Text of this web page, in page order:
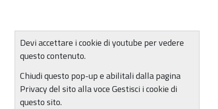
Devi accettare i cookie di youtube per vedere
questo contenuto.
Chiudi questo pop-up e abilitali dalla pagina
Privacy del sito alla voce Gestisci i cookie di
questo sito.